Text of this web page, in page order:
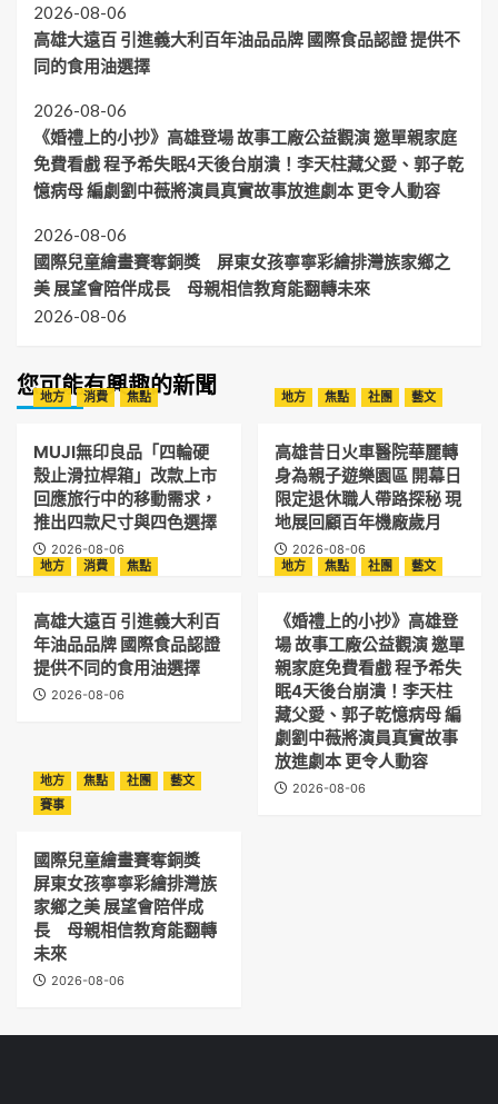
2026-08-06
高雄大遠百 引進義大利百年油品品牌 國際食品認證 提供不
同的食用油選擇
2026-08-06
《婚禮上的小抄》高雄登場 故事工廠公益觀演 邀單親家庭
免費看戲 程予希失眠4天後台崩潰！李天柱藏父愛、郭子乾
憶病母 編劇劉中薇將演員真實故事放進劇本 更令人動容
2026-08-06
國際兒童繪畫賽奪銅獎 屏東女孩寧寧彩繪排灣族家鄉之
美 展望會陪伴成長 母親相信教育能翻轉未來
2026-08-06
您可能有興趣的新聞
地方 消費 焦點
MUJI無印良品「四輪硬
殼止滑拉桿箱」改款上市
回應旅行中的移動需求，
推出四款尺寸與四色選擇
2026-08-06
地方 焦點 社團 藝文
高雄昔日火車醫院華麗轉
身為親子遊樂園區 開幕日
限定退休職人帶路探秘 現
地展回顧百年機廠歲月
2026-08-06
地方
消費 焦點
高雄大遠百 引進義大利百
年油品品牌 國際食品認證
提供不同的食用油選擇
2026-08-06
地方 焦點 社團 藝文
《婚禮上的小抄》高雄登
場 故事工廠公益觀演 邀單
親家庭免費看戲 程予希失
眠4天後台崩潰！李天柱
藏父愛、郭子乾憶病母 編
劇劉中薇將演員真實故事
放進劇本 更令人動容
2026-08-06
地方 焦點 社團
藝文
賽事
國際兒童繪畫賽奪銅獎
屏東女孩寧寧彩繪排灣族
家鄉之美 展望會陪伴成
長 母親相信教育能翻轉
未來
2026-08-06